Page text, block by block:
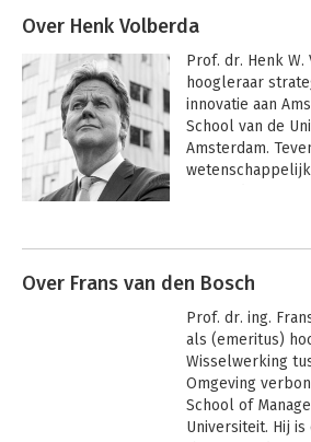
Over Henk Volberda
Prof. dr. Henk W.
hoogleraar
innovatie aan
School van de
Amsterdam.
Hij schreef onder
'Building the
remain
Press, 1998).
hand zijn
professional
van Purpose'.
Over Frans van den Bosch
Prof. dr. ing.
als (emeritus)
Wisselwerking
Omgeving
School of
Universiteit. Hij